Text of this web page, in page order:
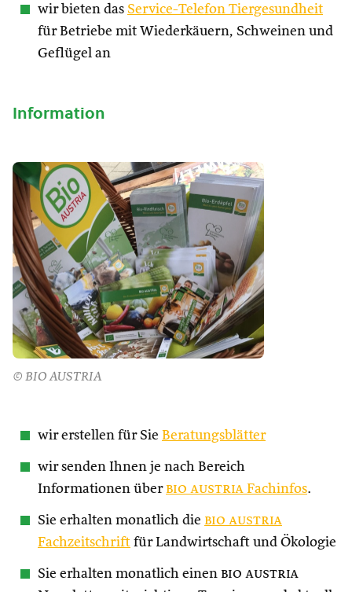
wir bieten das Service-Telefon Tiergesundheit
für Betriebe mit Wiederkäuern, Schweinen und
Geflügel an
Information
© BIO AUSTRIA
wir erstellen für Sie Beratungsblätter
wir senden Ihnen je nach Bereich
Informationen über bio austria Fachinfos.
Sie erhalten monatlich die bio austria
Fachzeitschrift für Landwirtschaft und Ökologie
Sie erhalten monatlich einen bio austria